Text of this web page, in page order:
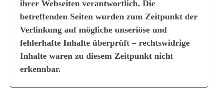
ihrer Webseiten verantwortlich. Die
betreffenden Seiten wurden zum Zeitpunkt der
Verlinkung auf mögliche unseriöse und
fehlerhafte Inhalte überprüft – rechtswidrige
Inhalte waren zu diesem Zeitpunkt nicht
erkennbar.